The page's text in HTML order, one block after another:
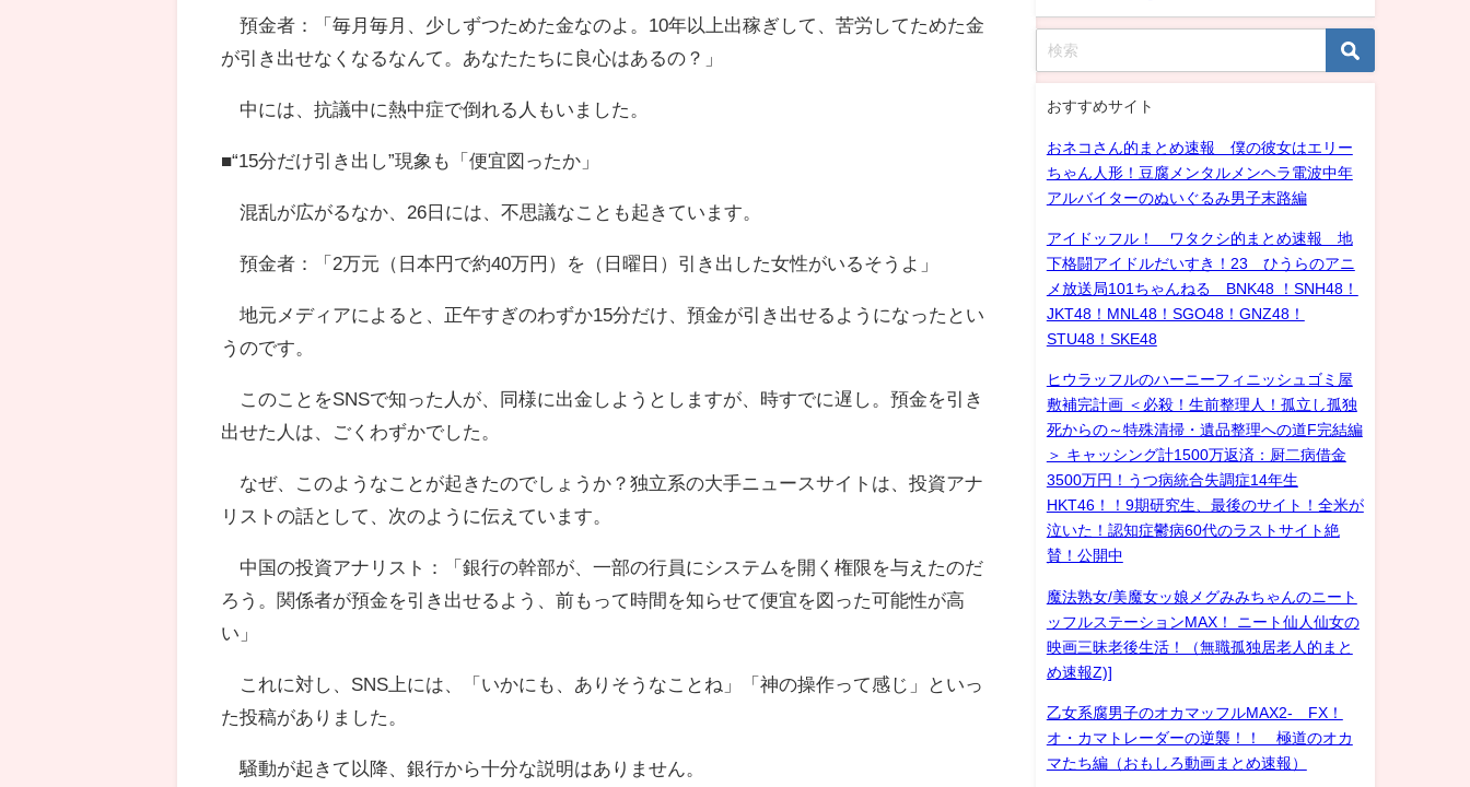
預金者：「毎月毎月、少しずつためた金なのよ。10年以上出稼ぎして、苦労してためた金
が引き出せなくなるなんて。あなたたちに良心はあるの？」
中には、抗議中に熱中症で倒れる人もいました。
■“15分だけ引き出し”現象も「便宜図ったか」
混乱が広がるなか、26日には、不思議なことも起きています。
預金者：「2万元（日本円で約40万円）を（日曜日）引き出した女性がいるそうよ」
地元メディアによると、正午すぎのわずか15分だけ、預金が引き出せるようになったとい
うのです。
このことをSNSで知った人が、同様に出金しようとしますが、時すでに遅し。預金を引き
出せた人は、ごくわずかでした。
なぜ、このようなことが起きたのでしょうか？独立系の大手ニュースサイトは、投資アナ
リストの話として、次のように伝えています。
中国の投資アナリスト：「銀行の幹部が、一部の行員にシステムを開く権限を与えたのだ
ろう。関係者が預金を引き出せるよう、前もって時間を知らせて便宜を図った可能性が高
い」
これに対し、SNS上には、「いかにも、ありそうなことね」「神の操作って感じ」といっ
た投稿がありました。
騒動が起きて以降、銀行から十分な説明はありません。
おすすめサイト
おネコさん的まとめ速報 僕の彼女はエリー
ちゃん人形！豆腐メンタルメンヘラ電波中年
アルバイターのぬいぐるみ男子末路編
アイドッフル！ ワタクシ的まとめ速報 地
下格闘アイドルだいすき！23 ひうらのアニ
メ放送局101ちゃんねる BNK48 ！SNH48！
JKT48！MNL48！SGO48！GNZ48！
STU48！SKE48
ヒウラッフルのハーニーフィニッシュゴミ屋
敷補完計画 ＜必殺！生前整理人！孤立し孤独
死からの～特殊清掃・遺品整理への道F完結編
＞ キャッシング計1500万返済：厨二病借金
3500万円！うつ病統合失調症14年生
HKT46！！9期研究生、最後のサイト！全米が
泣いた！認知症鬱病60代のラストサイト絶
賛！公開中
魔法熟女/美魔女ッ娘メグみみちゃんのニート
ッフルステーションMAX！ ニート仙人仙女の
映画三昧老後生活！（無職孤独居老人的まと
め速報Z)]
乙女系腐男子のオカマッフルMAX2- FX！
オ・カマトレーダーの逆襲！！ 極道のオカ
マたち編（おもしろ動画まとめ速報）